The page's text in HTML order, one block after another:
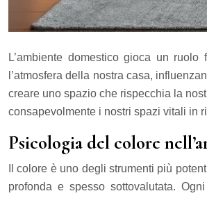
L’ambiente domestico gioca un
l’atmosfera della nostra casa,
creare uno spazio che rispecchia la
consapevolmente i nostri spazi vitali in
Psicologia del colore
Il colore è uno degli strumenti più
profonda e spesso sottovalutata.